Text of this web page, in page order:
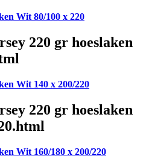
Wit 80/100 x 220
220 gr hoeslaken
Wit 140 x 200/220
220 gr hoeslaken
Wit 160/180 x 200/220